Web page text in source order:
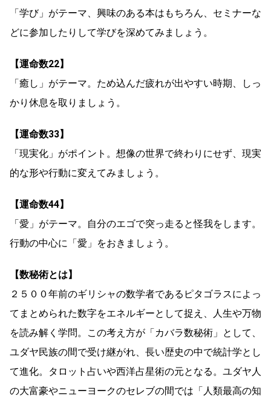
「学び」がテーマ、興味のある本はもちろん、セミナーな
どに参加したりして学びを深めてみましょう。
【運命数22】
「癒し」がテーマ。ため込んだ疲れが出やすい時期、しっ
かり休息を取りましょう。
【運命数33】
「現実化」がポイント。想像の世界で終わりにせず、現実
的な形や行動に変えてみましょう。
【運命数44】
「愛」がテーマ。自分のエゴで突っ走ると怪我をします。
行動の中心に「愛」をおきましょう。
【数秘術とは】
２５００年前のギリシャの数学者であるピタゴラスによっ
てまとめられた数字をエネルギーとして捉え、人生や万物
を読み解く学問。この考え方が「カバラ数秘術」として、
ユダヤ民族の間で受け継がれ、長い歴史の中で統計学とし
て進化。タロット占いや西洋占星術の元となる。ユダヤ人
の大富豪やニューヨークのセレブの間では「人類最高の知